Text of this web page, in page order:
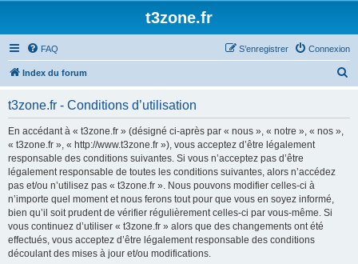
t3zone.fr
FAQ Connexion
S’enregistrer
Index du forum
t3zone.fr - Conditions d’utilisation
En accédant à « t3zone.fr » (désigné ci-après par « nous », « notre », « nos »,
« t3zone.fr », « http://www.t3zone.fr »), vous acceptez d’être légalement
responsable des conditions suivantes. Si vous n’acceptez pas d’être
légalement responsable de toutes les conditions suivantes, alors n’accédez
pas et/ou n’utilisez pas « t3zone.fr ». Nous pouvons modifier celles-ci à
n’importe quel moment et nous ferons tout pour que vous en soyez informé,
bien qu’il soit prudent de vérifier régulièrement celles-ci par vous-même. Si
vous continuez d’utiliser « t3zone.fr » alors que des changements ont été
effectués, vous acceptez d’être légalement responsable des conditions
découlant des mises à jour et/ou modifications.